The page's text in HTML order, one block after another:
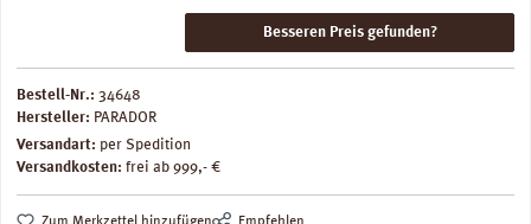
Besseren Preis gefunden?
Bestell-Nr.: 34648
Hersteller: PARADOR
Versandart: per Spedition
Versandkosten: frei ab 999,- €
Zum Merkzettel hinzufügen Empfehlen